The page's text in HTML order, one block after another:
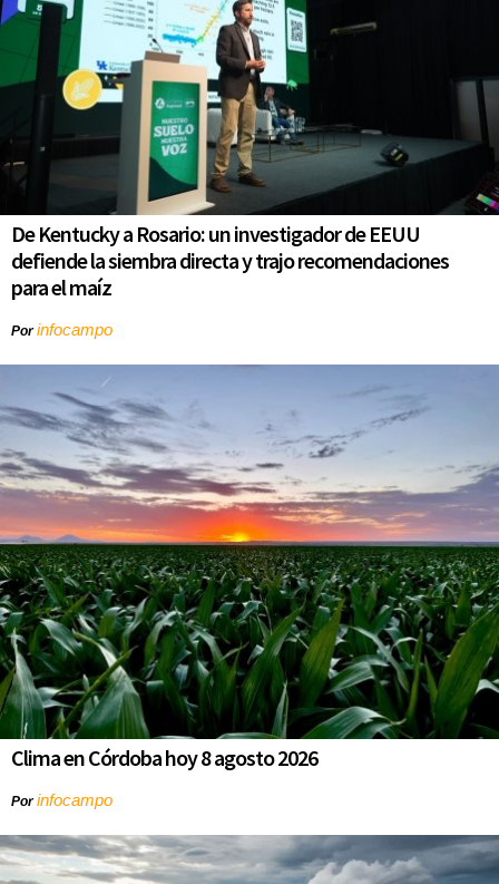
De Kentucky a Rosario: un investigador de EEUU
defiende la siembra directa y trajo recomendaciones
para el maíz
Porinfocampo
Clima en Córdoba hoy 8 agosto 2026
Porinfocampo